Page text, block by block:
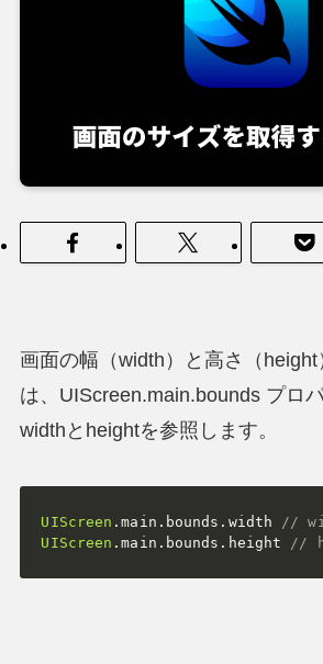
画面の幅（width）と高さ（
は、UIScreen.main.bounds プロ
widthとheightを参照します。
UIScreen .main . bounds . width //
UIScreen .main . bounds . height //